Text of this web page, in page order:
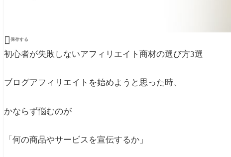
 保存する
初心者が失敗しないアフィリエイト商材の選び方3選
ブログアフィリエイトを始めようと思った時、
かならず悩むのが
「何の商品やサービスを宣伝するか」